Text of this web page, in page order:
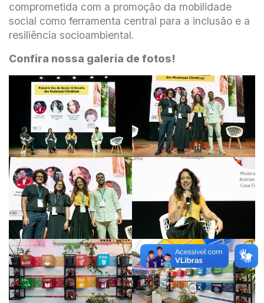
comprometida com a promoção da mobilidade
social como ferramenta central para a inclusão e a
resiliência socioambiental.
Confira nossa galeria de fotos!